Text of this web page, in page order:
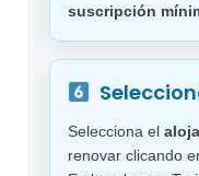
suscripción
Selecciona el
renovar clicando